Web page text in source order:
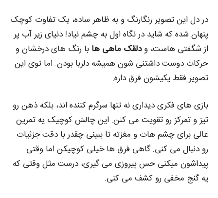
در دل این تصویر رنگارنگ و به‌ ظاهر ساده، یک تفاوت کوچک
پنهان شده که شاید در نگاه اول به چشم نیاد! دنیای زیر آب پر
از شگفتی‌ هاست، ودلقک‌ ماهی‌ ها با رنگ‌ های درخشان و
حرکات دوست‌ داشتنی‌ شون همیشه دلربا بودن. اما توی این
تصویر فقط یکیشون فرق داره.
بازی‌ های فکری دیداری نه‌ تنها سرگرم‌ کننده‌ اند، بلکه ذهن رو
تیز و تمرکز رو تقویت می‌ کنن. این چالش کوچیک یه تمرین
عالی برای چشم‌ هات و مغزته تا ببینی چقدر با دقت جزئیات
رو دنبال می‌ کنی. گاهی فرق‌ ها خیلی کوچیکن اما وقتی
پیداشون میکنی حس پیروزی می گیری، درست مثل وقتی که
یه گنج مخفی رو کشف می‌ کنی.